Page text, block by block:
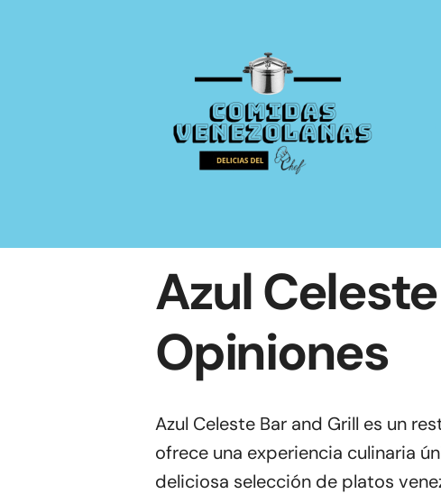
Azul
Opiniones
Azul Celeste Bar and Grill es un
ofrece una experiencia culinaria
deliciosa selección de platos